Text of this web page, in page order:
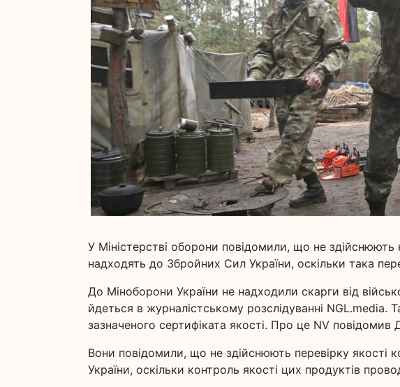
У Міністерстві оборони повідомили, що не здійснюють
надходять до Збройних Сил України, оскільки така
До Міноборони України не надходили скарги від
йдеться в журналістському розслідуванні NGL.media.
зазначеного сертифіката якості. Про це NV
Вони повідомили, що не здійснюють перевірку якості
України, оскільки контроль якості цих продуктів